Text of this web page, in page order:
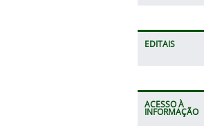
EDITAIS
ACESSO À
INFORMAÇÃO